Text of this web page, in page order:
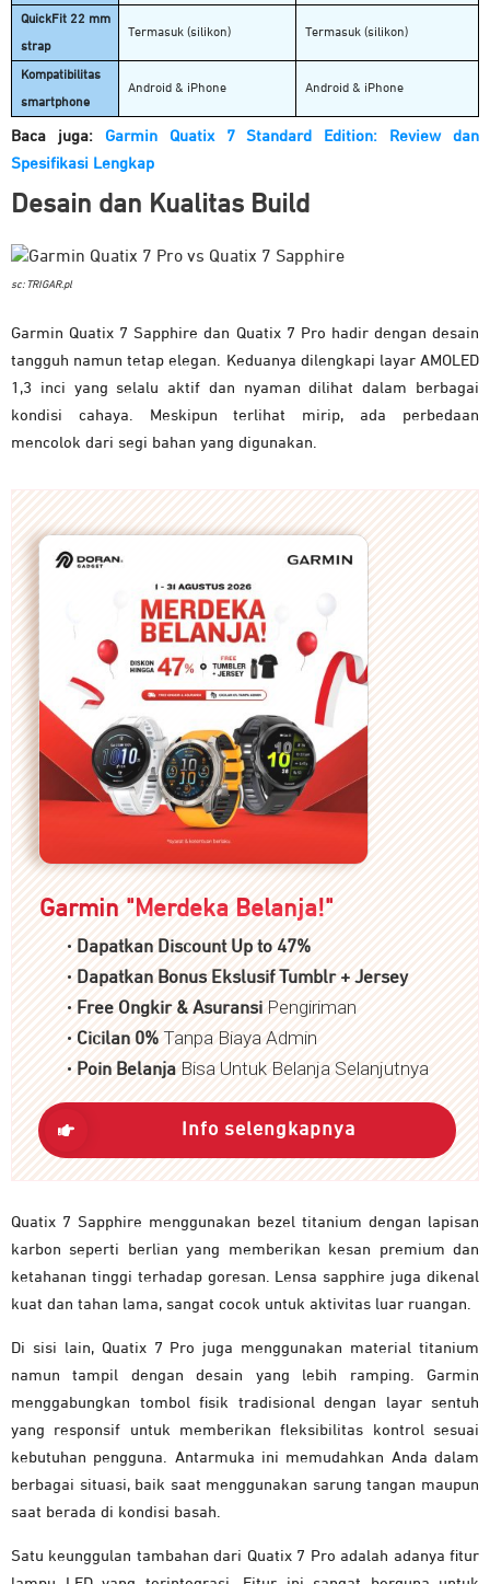
QuickFit 22 mm
strap
Termasuk (silikon) Termasuk (silikon)
Kompatibilitas
smartphone
Android & iPhone Android & iPhone
Baca juga: Garmin Quatix 7 Standard Edition: Review dan
Spesifikasi Lengkap
Desain dan Kualitas Build
sc: TRIGAR.pl
Garmin Quatix 7 Sapphire dan Quatix 7 Pro hadir dengan desain
tangguh namun tetap elegan. Keduanya dilengkapi layar AMOLED
1,3 inci yang selalu aktif dan nyaman dilihat dalam berbagai
kondisi cahaya. Meskipun terlihat mirip, ada perbedaan
mencolok dari segi bahan yang digunakan.
Garmin "Merdeka Belanja!"
• Dapatkan Discount Up to 47%
• Dapatkan Bonus Ekslusif Tumblr + Jersey
• Free Ongkir & AsuransiPengiriman
• Cicilan 0% Tanpa Biaya Admin
• Poin Belanja Bisa Untuk Belanja Selanjutnya
Info selengkapnya
Quatix 7 Sapphire menggunakan bezel titanium dengan lapisan
karbon seperti berlian yang memberikan kesan premium dan
ketahanan tinggi terhadap goresan. Lensa sapphire juga dikenal
kuat dan tahan lama, sangat cocok untuk aktivitas luar ruangan.
Di sisi lain, Quatix 7 Pro juga menggunakan material titanium
namun tampil dengan desain yang lebih ramping. Garmin
menggabungkan tombol fisik tradisional dengan layar sentuh
yang responsif untuk memberikan fleksibilitas kontrol sesuai
kebutuhan pengguna. Antarmuka ini memudahkan Anda dalam
berbagai situasi, baik saat menggunakan sarung tangan maupun
saat berada di kondisi basah.
Satu keunggulan tambahan dari Quatix 7 Pro adalah adanya fitur